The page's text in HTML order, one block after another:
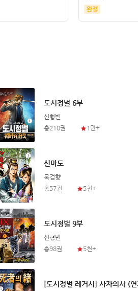
도시정벌 6부
신형빈
총210권
1만+
신마도
묵검향
총57권
5천+
도시정벌 9부
신형빈
총98권
5천+
[도시정벌 레거시] 사자의서 (